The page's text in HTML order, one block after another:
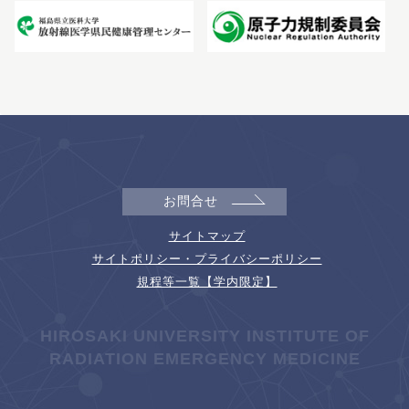
お問合せ
サイトマップ
サイトポリシー・プライバシーポリシー
規程等一覧【学内限定】
HIROSAKI UNIVERSITY INSTITUTE OF
RADIATION EMERGENCY MEDICINE